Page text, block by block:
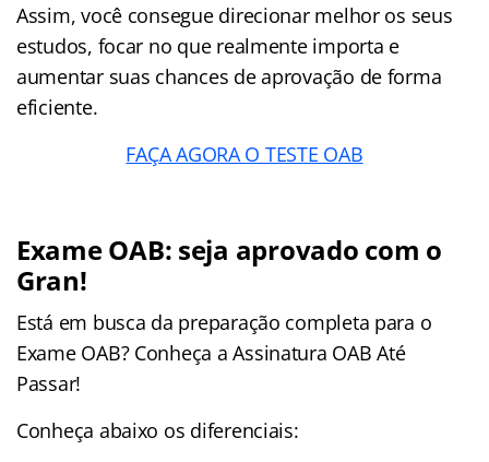
Assim, você consegue direcionar melhor os seus
estudos, focar no que realmente importa e
aumentar suas chances de aprovação de forma
eficiente.
FAÇA AGORA O TESTE OAB
Exame OAB: seja aprovado com o
Gran!
Está em busca da preparação completa para o
Exame OAB? Conheça a Assinatura OAB Até
Passar!
Conheça abaixo os diferenciais: